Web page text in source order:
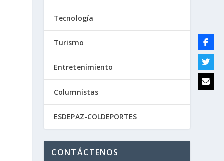
Tecnología
Turismo
Entretenimiento
Columnistas
ESDEPAZ-COLDEPORTES
CONTÁCTENOS